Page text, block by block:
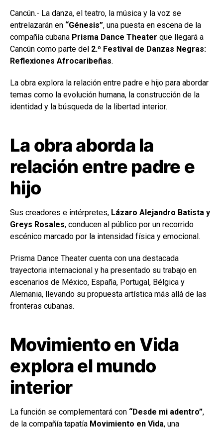
Cancún.- La danza, el teatro, la música y la voz se
entrelazarán en “Génesis”, una puesta en escena de la
compañía cubana Prisma Dance Theater que llegará a
Cancún como parte del 2.º Festival de Danzas Negras:
Reflexiones Afrocaribeñas.
La obra explora la relación entre padre e hijo para abordar
temas como la evolución humana, la construcción de la
identidad y la búsqueda de la libertad interior.
La obra aborda la
relación entre padre e
hijo
Sus creadores e intérpretes, Lázaro Alejandro Batista y
Greys Rosales, conducen al público por un recorrido
escénico marcado por la intensidad física y emocional.
Prisma Dance Theater cuenta con una destacada
trayectoria internacional y ha presentado su trabajo en
escenarios de México, España, Portugal, Bélgica y
Alemania, llevando su propuesta artística más allá de las
fronteras cubanas.
Movimiento en Vida
explora el mundo
interior
La función se complementará con “Desde mi adentro”,
de la compañía tapatía Movimiento en Vida, una